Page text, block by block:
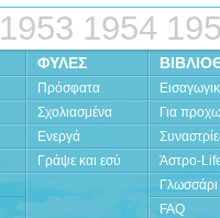
1953 1954
ΦΥΛΕΣ
Πρόσφατα
Σχολιασμένα
Ενεργά
Γράψε και εσύ
Για
Άστρο-
Γλωσσάρι
FAQ